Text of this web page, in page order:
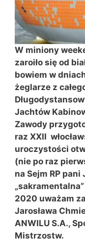
W miniony
zaroiło się od
bowiem w
żeglarze z
Jachtów
Zawody
raz XXII
uroczystości
(nie po raz
na Sejm RP pani
2020 uważam
Jarosława
ANWILU S.A.,
Mistrzostw.